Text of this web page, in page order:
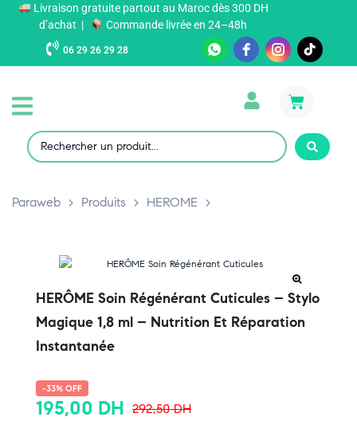
Livraison gratuite partout au Maroc dès 300 DH
d’achat |
Commande livrée en 24–48h
06 29 26 29 28
Paraweb > Produits > HEROME >
HERÔME Soin Régénérant Cuticules – Stylo
Magique 1,8 ml – Nutrition Et Réparation
Instantanée
-33% OFF
292,50DH
195,00 DH